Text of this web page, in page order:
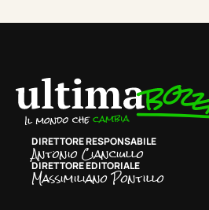
DIRETTORE RESPONSABILE
Antonio Cianciullo
DIRETTORE EDITORIALE
Massimiliano Pontillo